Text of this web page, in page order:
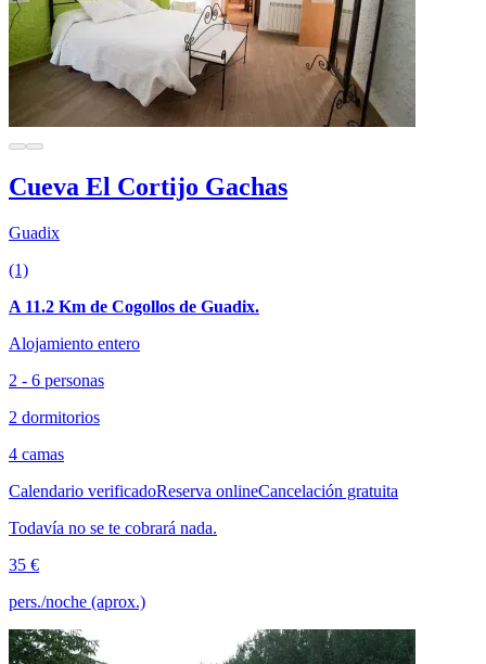
Cueva El Cortijo Gachas
Guadix
(1)
A 11.2 Km de Cogollos de Guadix.
Alojamiento entero
2 - 6 personas
2 dormitorios
4 camas
Calendario verificadoReserva onlineCancelación gratuita
Todavía no se te cobrará nada.
35 €
pers./noche (aprox.)